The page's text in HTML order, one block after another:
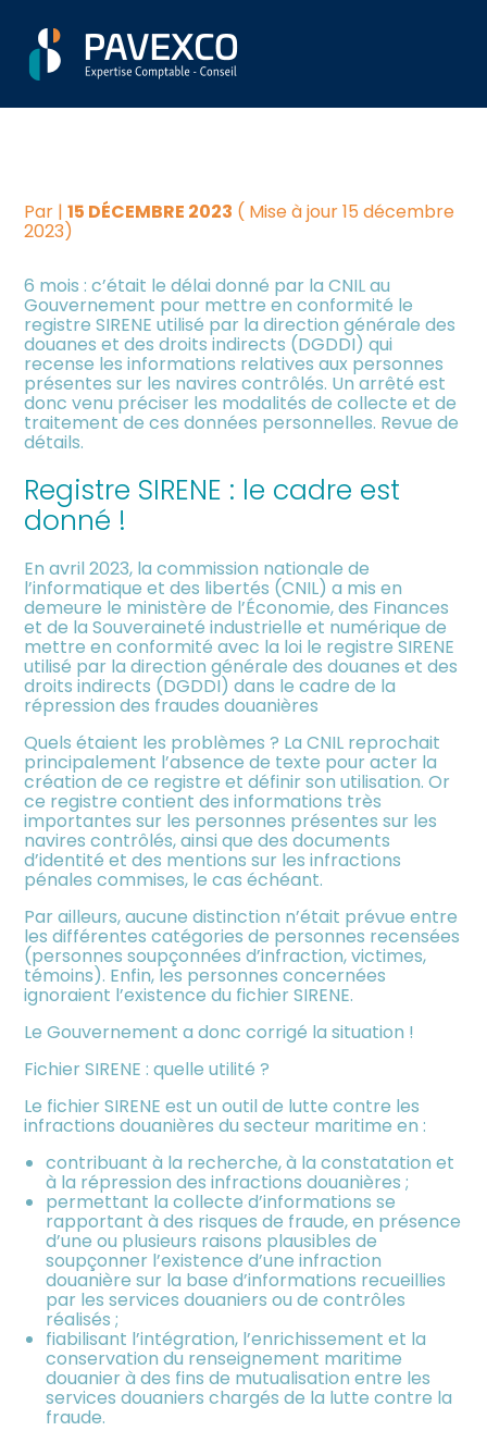
Aller
au
Créer et reprendre une
activité
Piloter votre entreprise
Construire votre patrimoine
Être prêt pour la facturation
électronique
Investir dans la location
meublée
Piloter votre gestion
documents
DOUANES : LE REGISTRE
Par |15 DÉCEMBRE 2023 ( Mise à jour 15 décembre
2023)
6 mois : c’était le délai donné par la CNIL au
Gouvernement pour mettre en conformité le
registre SIRENE utilisé par la direction générale des
douanes et des droits indirects (DGDDI) qui
recense les informations relatives aux personnes
présentes sur les navires contrôlés. Un arrêté est
donc venu préciser les modalités de collecte et de
traitement de ces données personnelles. Revue de
détails.
Registre SIRENE : le cadre est
donné !
En avril 2023, la commission nationale de
l’informatique et des libertés (CNIL) a mis en
demeure le ministère de l’Économie, des Finances
et de la Souveraineté industrielle et numérique de
mettre en conformité avec la loi le registre SIRENE
utilisé par la direction générale des douanes et des
droits indirects (DGDDI) dans le cadre de la
répression des fraudes douanières
Quels étaient les problèmes ? La CNIL reprochait
principalement l’absence de texte pour acter la
création de ce registre et définir son utilisation. Or
ce registre contient des informations très
importantes sur les personnes présentes sur les
navires contrôlés, ainsi que des documents
d’identité et des mentions sur les infractions
pénales commises, le cas échéant.
Par ailleurs, aucune distinction n’était prévue entre
les différentes catégories de personnes recensées
(personnes soupçonnées d’infraction, victimes,
témoins). Enfin, les personnes concernées
ignoraient l’existence du fichier SIRENE.
Le Gouvernement a donc corrigé la situation !
Fichier SIRENE : quelle utilité ?
Le fichier SIRENE est un outil de lutte contre les
infractions douanières du secteur maritime en :
contribuant à la recherche, à la constatation et
à la répression des infractions douanières ;
permettant la collecte d’informations se
rapportant à des risques de fraude, en présence
d’une ou plusieurs raisons plausibles de
soupçonner l’existence d’une infraction
douanière sur la base d’informations recueillies
par les services douaniers ou de contrôles
réalisés ;
fiabilisant l’intégration, l’enrichissement et la
conservation du renseignement maritime
douanier à des fins de mutualisation entre les
services douaniers chargés de la lutte contre la
fraude.